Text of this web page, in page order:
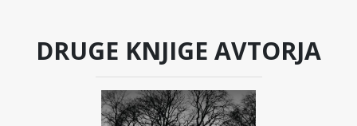
DRUGE KNJIGE AVTORJA